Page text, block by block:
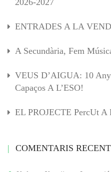
2026-2027
ENTRADES A LA
A Secundària, Fem
VEUS D’AIGUA: 10
Capaços A L’ESO!
EL PROJECTE PercUt A
COMENTARIS